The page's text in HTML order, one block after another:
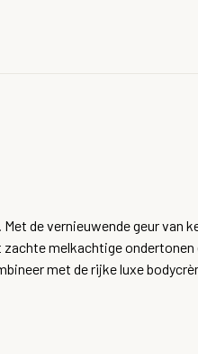
de vernieuwende geur van
melkachtige
met de rijke luxe